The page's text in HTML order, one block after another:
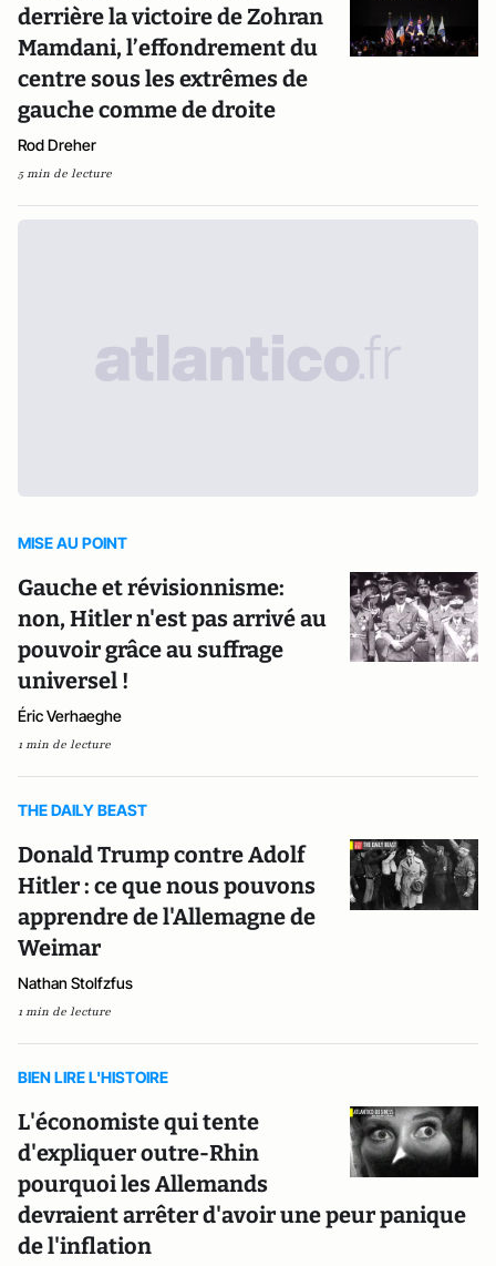
derrière la victoire de Zohran
Mamdani, l’effondrement du
centre sous les extrêmes de
gauche comme de droite
Rod Dreher
5 min de lecture
MISE AU POINT
Gauche et révisionnisme:
non, Hitler n'est pas arrivé au
pouvoir grâce au suffrage
universel !
Éric Verhaeghe
1 min de lecture
THE DAILY BEAST
Donald Trump contre Adolf
Hitler : ce que nous pouvons
apprendre de l'Allemagne de
Weimar
Nathan Stolfzfus
1 min de lecture
BIEN LIRE L'HISTOIRE
L'économiste qui tente
d'expliquer outre-Rhin
pourquoi les Allemands
devraient arrêter d'avoir une peur panique
de l'inflation